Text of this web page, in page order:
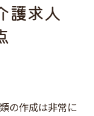
護求人
の作成は非常に